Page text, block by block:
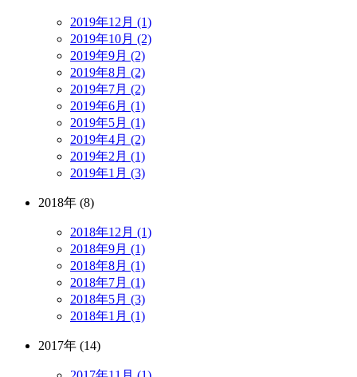
2019年12月 (1)
2019年10月 (2)
2019年9月 (2)
2019年8月 (2)
2019年7月 (2)
2019年6月 (1)
2019年5月 (1)
2019年4月 (2)
2019年2月 (1)
2019年1月 (3)
2018年 (8)
2018年12月 (1)
2018年9月 (1)
2018年8月 (1)
2018年7月 (1)
2018年5月 (3)
2018年1月 (1)
2017年 (14)